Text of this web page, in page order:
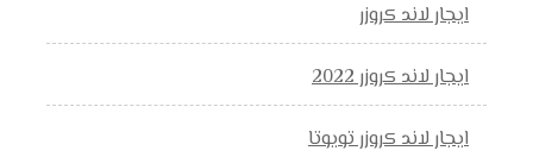
ايجار لاند كروزر
ايجار لاند كروزر 2022
ايجار لاند كروزر تويوتا